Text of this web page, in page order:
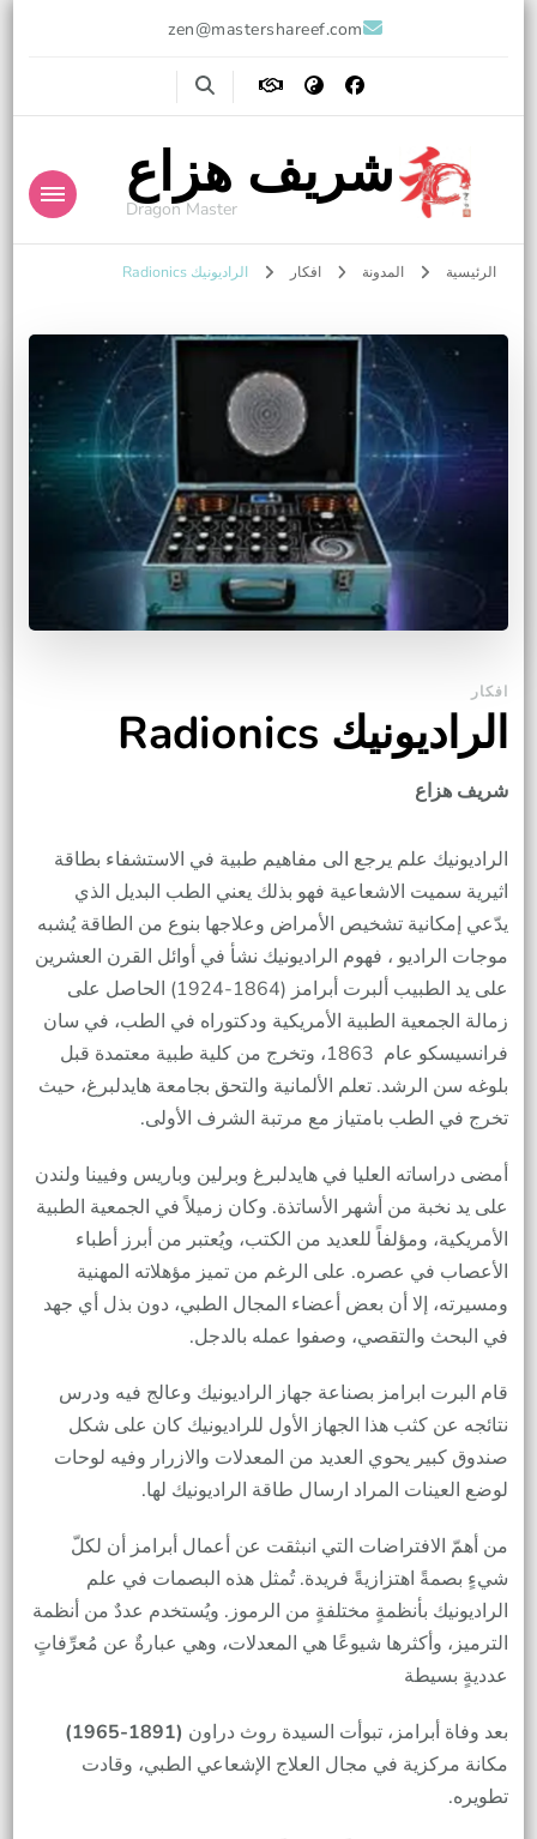
zen@mastershareef.com
شريف هزاع
Dragon Master
الرئيسية المدونة افكار الراديونيك Radionics
افكار
الراديونيك Radionics
شريف هزاع
الراديونيك علم يرجع الى مفاهيم طبية في الاستشفاء بطاقة
اثيرية سميت الاشعاعية فهو بذلك يعني الطب البديل الذي
يدّعي إمكانية تشخيص الأمراض وعلاجها بنوع من الطاقة يُشبه
موجات الراديو ، فهوم الراديونيك نشأ في أوائل القرن العشرين
على يد الطبيب ألبرت أبرامز (1864-1924) الحاصل على
زمالة الجمعية الطبية الأمريكية ودكتوراه في الطب، في سان
فرانسيسكو عام 1863، وتخرج من كلية طبية معتمدة قبل
بلوغه سن الرشد. تعلم الألمانية والتحق بجامعة هايدلبرغ، حيث
تخرج في الطب بامتياز مع مرتبة الشرف الأولى.
أمضى دراساته العليا في هايدلبرغ وبرلين وباريس وفيينا ولندن
على يد نخبة من أشهر الأساتذة. وكان زميلاً في الجمعية الطبية
الأمريكية، ومؤلفاً للعديد من الكتب، ويُعتبر من أبرز أطباء
الأعصاب في عصره. على الرغم من تميز مؤهلاته المهنية
ومسيرته، إلا أن بعض أعضاء المجال الطبي، دون بذل أي جهد
في البحث والتقصي، وصفوا عمله بالدجل.
قام البرت ابرامز بصناعة جهاز الراديونيك وعالج فيه ودرس
نتائجه عن كثب هذا الجهاز الأول للراديونيك كان على شكل
صندوق كبير يحوي العديد من المعدلات والازرار وفيه لوحات
لوضع العينات المراد ارسال طاقة الراديونيك لها.
من أهمّ الافتراضات التي انبثقت عن أعمال أبرامز أن لكلّ
شيءٍ بصمةً اهتزازيةً فريدة. تُمثل هذه البصمات في علم
الراديونيك بأنظمةٍ مختلفةٍ من الرموز. ويُستخدم عددٌ من أنظمة
الترميز، وأكثرها شيوعًا هي المعدلات، وهي عبارةٌ عن مُعرِّفاتٍ
عدديةٍ بسيطة
بعد وفاة أبرامز، تبوأت السيدة روث دراون (1891-1965)
مكانة مركزية في مجال العلاج الإشعاعي الطبي، وقادت
تطويره.